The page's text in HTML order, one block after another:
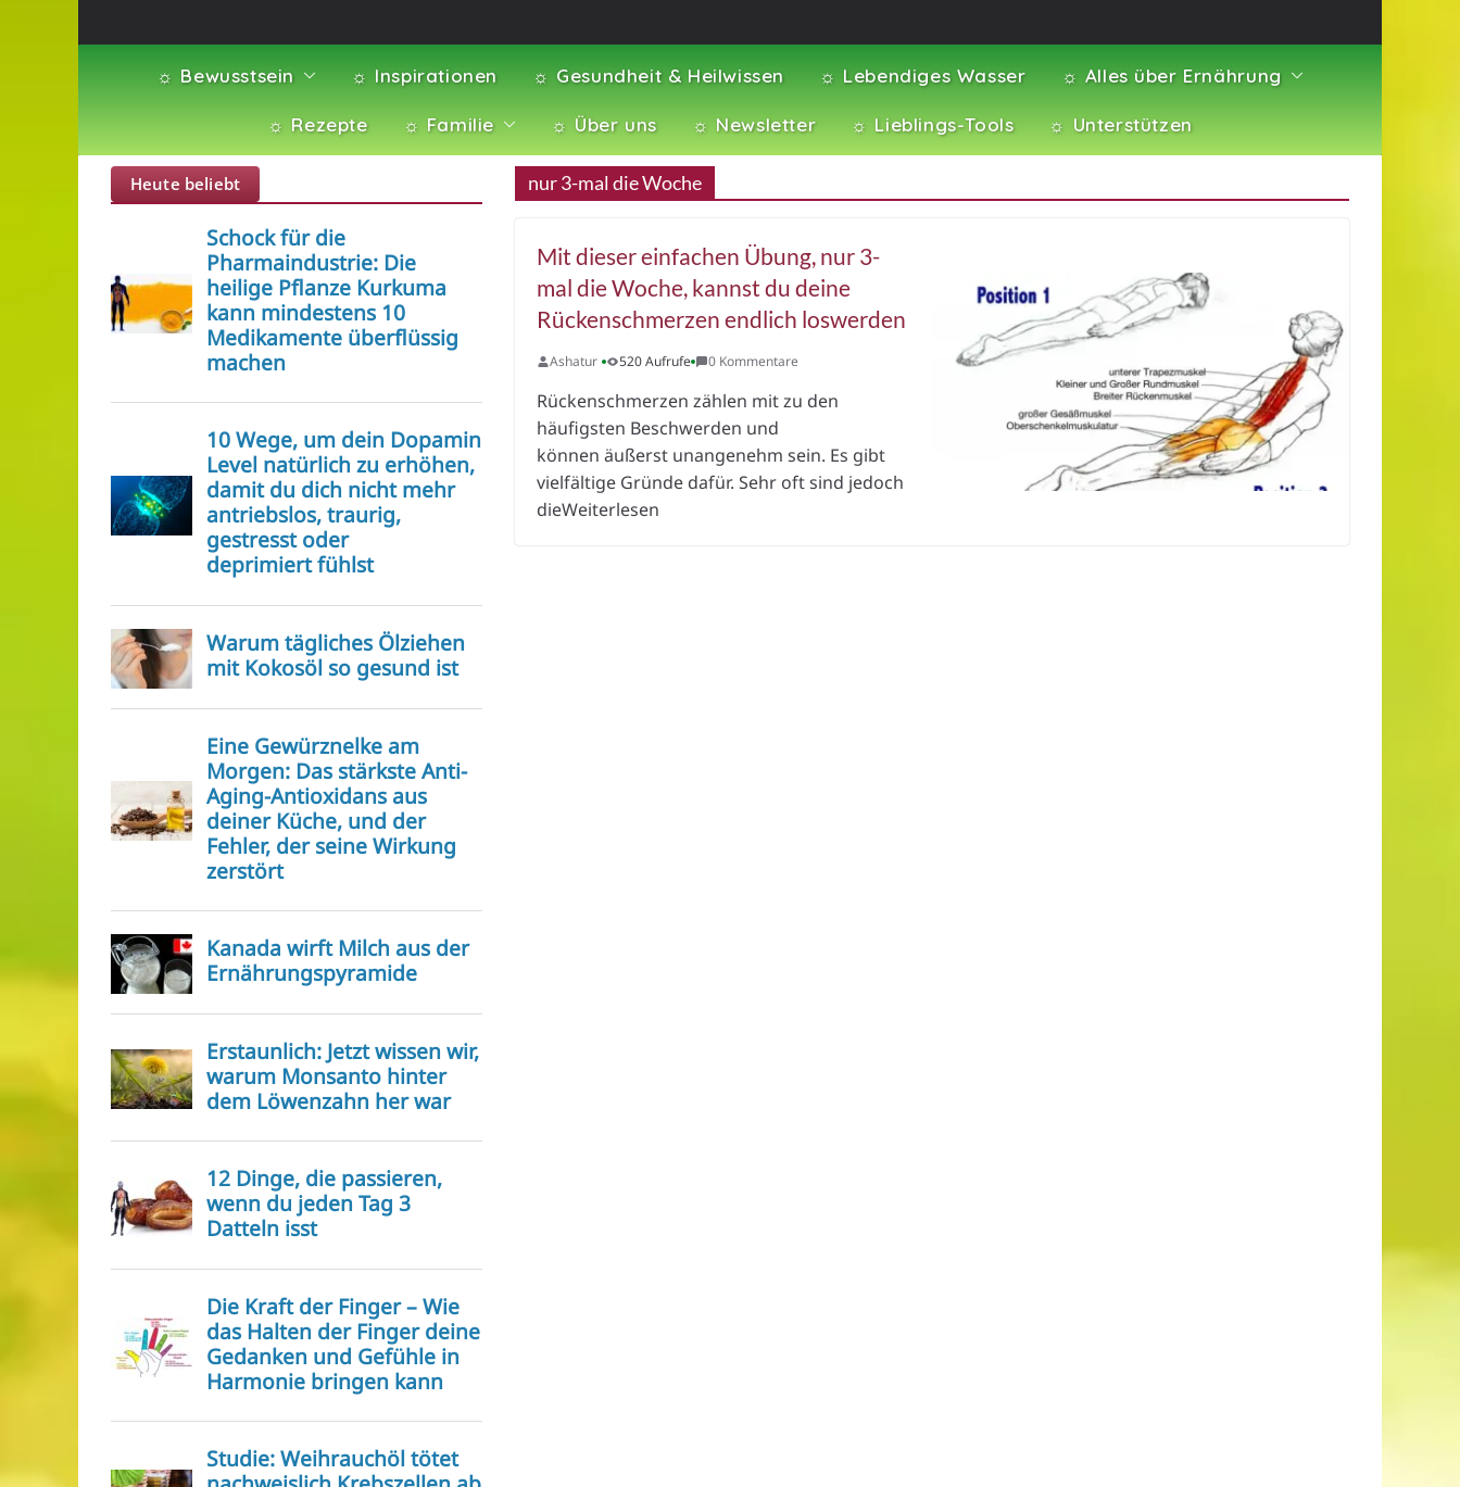
☼ Bewusstsein ☼ Inspirationen ☼ Gesundheit & Heilwissen ☼ Lebendiges Wasser ☼ Alles über Ernährung
☼ Rezepte ☼ Familie ☼ Über uns ☼ Newsletter ☼ Lieblings-Tools ☼ Unterstützen
nur 3-mal die Woche
Mit dieser einfachen Übung, nur 3-
mal die Woche, kannst du deine
Rückenschmerzen endlich loswerden
Ashatur 520 Aufrufe 0 Kommentare
Rückenschmerzen zählen mit zu den
häufigsten Beschwerden und
können äußerst unangenehm sein. Es gibt
vielfältige Gründe dafür. Sehr oft sind jedoch
dieWeiterlesen
Heute beliebt